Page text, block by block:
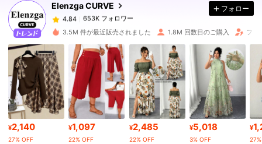
Elenzga CURVE
4.84
653K フォロワー
r***0は1日前 に購入しました
4.84 653K フォロワー
4.84 653K フォロワー
4.84 653K フォロワー
フォロー
3.5M 件が最近販売されました 1.8M 回数目のご購入 フォ
¥2,140
27% OFF
¥1,097
22% OFF
¥2,485
22% OFF
¥5,018
3% OFF
¥